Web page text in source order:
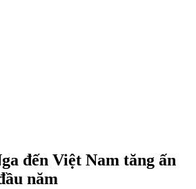
đến Việt Nam tăng ấn
năm